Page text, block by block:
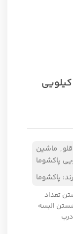
ماشین لباسشویی دوقلو 21 کیلویی
, ماشین
پاکشوما
پاکشوما
شستن تعداد
البسه